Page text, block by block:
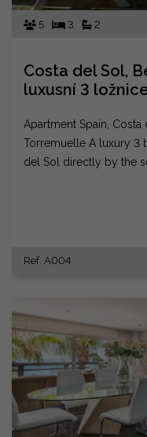
5 3 2
Costa del Sol,
luxusní 3
Apartment Spain, Costa
Torremuelle A luxury 3
del Sol directly by the
Ref. A004